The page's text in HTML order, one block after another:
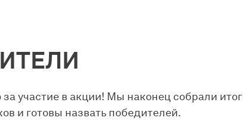
за участие в акции! Мы наконец собрали
и готовы назвать победителей.